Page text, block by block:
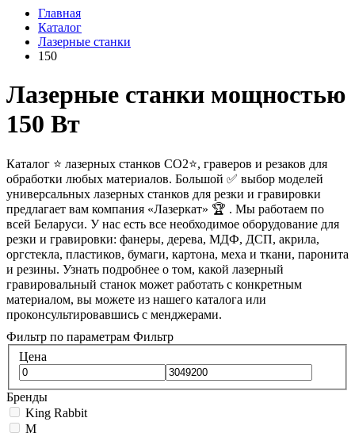
Главная
Каталог
Лазерные станки
150
Лазерные станки мощностью
150 Вт
Каталог ⭐ лазерных станков CO2⭐, граверов и резаков для
обработки любых материалов. Большой ✅ выбор моделей
универсальных лазерных станков для резки и гравировки
предлагает вам компания «Лазеркат» 🏆 . Мы работаем по
всей Беларуси. У нас есть все необходимое оборудование для
резки и гравировки: фанеры, дерева, МДФ, ДСП, акрила,
оргстекла, пластиков, бумаги, картона, меха и ткани, паронита
и резины. Узнать подробнее о том, какой лазерный
гравировальный станок может работать с конкретным
материалом, вы можете из нашего каталога или
проконсультировавшись с менджерами.
Фильтр по параметрам Фильтр
Цена
Бренды
King Rabbit
M